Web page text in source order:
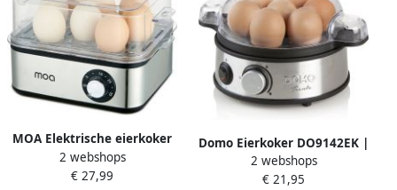
MOA Elektrische eierkoker
voor 8 eieren Inclusief
maatbeker Eierprikker Met
2 webshops
€ 27,99
Domo Eierkoker DO9142EK |
Stoom- en Kookapparaten |
Keuken&Koken
2 webshops
€ 21,95